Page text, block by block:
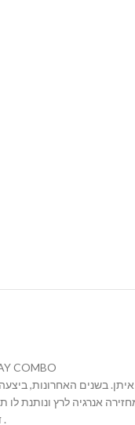
COMBO
בשנים האחרונות,
דגם זה עומד בקידמת הטכנולוגיה והנוחות .